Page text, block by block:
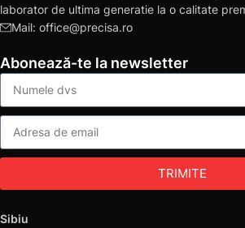
laborator de ultima generatie la o calitate
Mail: office@precisa.ro
Abonează-te la newsletter
TRIMITE
Sibiu